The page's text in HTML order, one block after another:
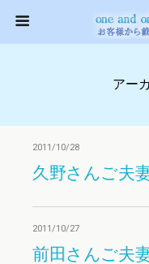
アー
2011/10/28
久野さんご夫
2011/10/27
前田さんご夫